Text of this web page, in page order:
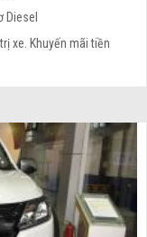
Diesel
xe. Khuyến mãi tiền